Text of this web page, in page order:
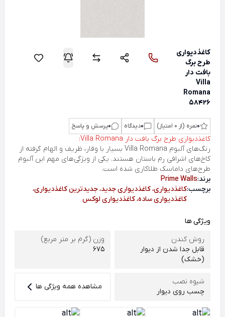
کاغذدیواری
طرح برگ
بافت دار
Villa
Romana
58426
0نمره (از 0 امتیاز) 0دیدگاه 0پرسش و پاسخ
کاغذدیواری طرح برگ بافت دار Villa Romana:
رنگ‌های آلبوم Villa Romana بسیار با وقار، ظریف و الهام گرفته از
کاخ‌های اشرافی رم باستان هستند. یکی از ویژگی‌های مهم این آلبوم
طرح‌های داماسک طلاکاری شده است.
برند:Prime Walls
برچسب:کاغذدیواری، کاغذدیواری جدید، جدیدترین کاغذدیواری،
کاغذدیواری ساده، کاغذدیواری لوکس
ویژگی ها
روش کندن
قابل جدا شدن از دیوار
(خشک)
وزن (گرم بر متر مربع)
675
شیوه نصب
چسب روی دیوار
مشاهده همه ویژگی ها